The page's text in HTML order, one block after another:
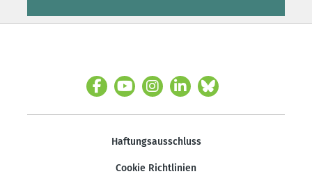
Haftungsausschluss
Cookie Richtlinien